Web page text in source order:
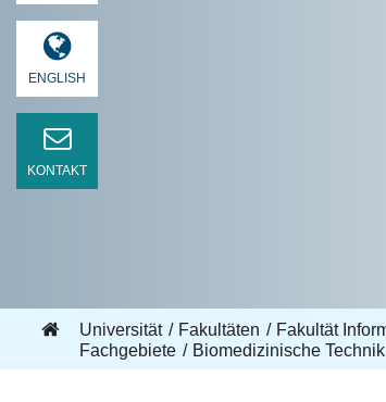
ENGLISH
KONTAKT
Universität Fakultäten Fakultät
Fachgebiete
Biomedizinische Technik